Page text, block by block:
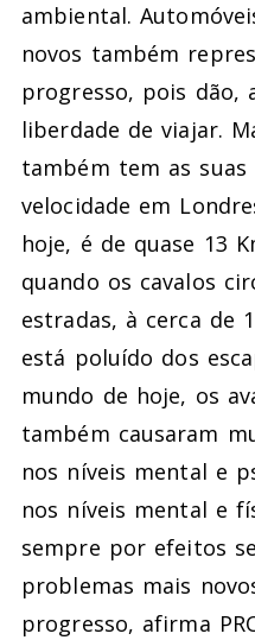
ambiental.
novos também
progresso, pois dão,
liberdade de viajar.
também tem as suas
velocidade em
hoje, é de quase 13
quando os cavalos
estradas, à cerca de
está poluído dos
mundo de hoje, os
também causaram
nos níveis mental e
nos níveis mental e
sempre por efeitos
problemas mais
progresso, afirma